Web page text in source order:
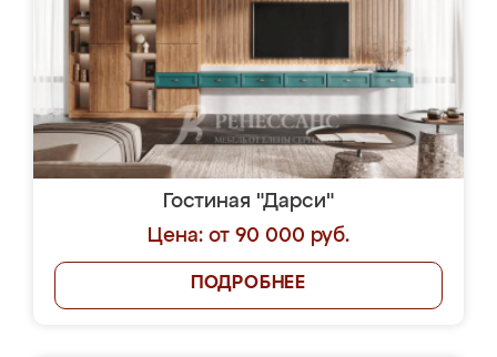
Гостиная "Дарси"
Цена: от 90 000 руб.
ПОДРОБНЕЕ